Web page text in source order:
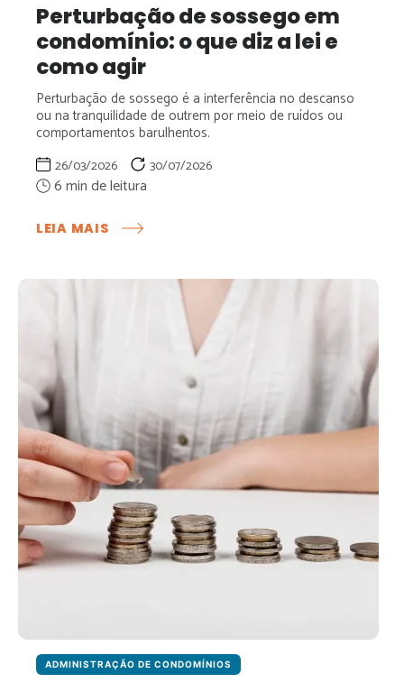
Perturbação de sossego em
condomínio: o que diz a lei e
como agir
Perturbação de sossego é a interferência no descanso
ou na tranquilidade de outrem por meio de ruídos ou
comportamentos barulhentos.
26/03/2026 30/07/2026
LEIA MAIS
PERTURBAÇÃO
SOSSEGO
CONDOMÍNIO:
COMO
AGIR
ADMINISTRAÇÃO DE CONDOMÍNIOS